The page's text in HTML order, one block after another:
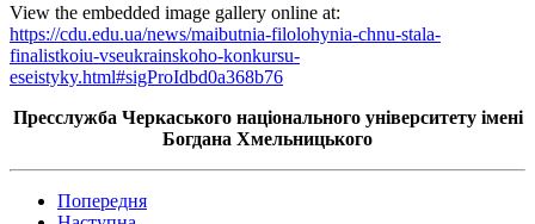
View the embedded image gallery online at:
https://cdu.edu.ua/news/maibutnia-filolohynia-chnu-stala-
finalistkoiu-vseukrainskoho-konkursu-
eseistyky.html#sigProIdbd0a368b76
Пресслужба Черкаського національного університету імені
Богдана Хмельницького
Попередня